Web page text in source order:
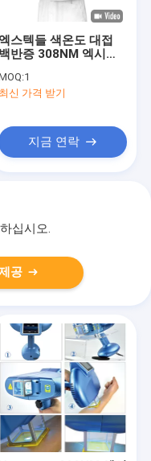
엑스텍들 색온도 대접
백반증 308NM 엑시머
1
최신 가격 받기
지금 연락
십시오.
공